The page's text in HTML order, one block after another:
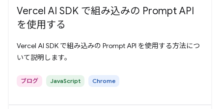
Vercel AI SDK で組み込みの Prompt API
を使用する
Vercel AI SDK で組み込みの Prompt API を使用する方法につ
いて説明します。
ブログ JavaScript Chrome